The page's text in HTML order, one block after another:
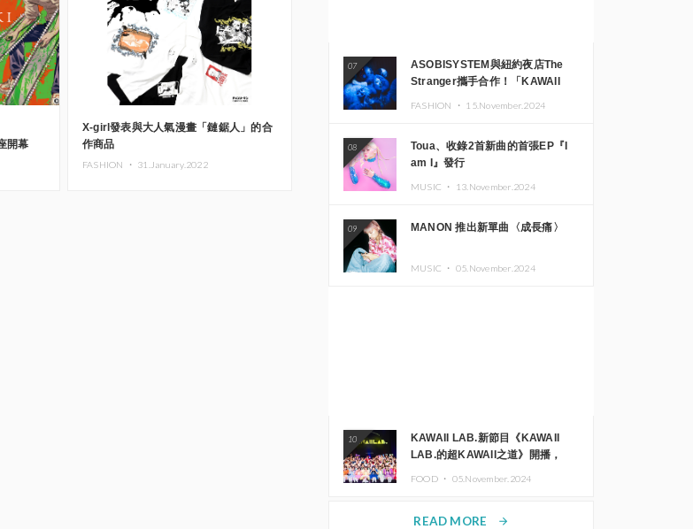
開幕
X-girl發表與大人氣漫畫「鏈鋸人」的合
作商品
FASHION ・ 31.January.2022
07
ASOBISYSTEM與紐約夜店The
Stranger攜手合作！「KAWAII
FASHION ・ 15.November.2024
08
Toua、收錄2首新曲的首張EP『I
am I』發行
MUSIC ・ 13.November.2024
09 MANON 推出新單曲〈成長痛〉
MUSIC ・ 05.November.2024
10
KAWAII LAB.新節目《KAWAII
LAB.的超KAWAII之道》開播，
FOOD ・ 05.November.2024
READ MORE arrow_forward